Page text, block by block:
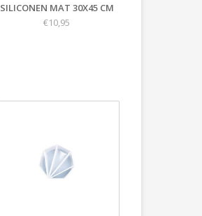
SILICONEN MAT 30X45 CM
€10,95